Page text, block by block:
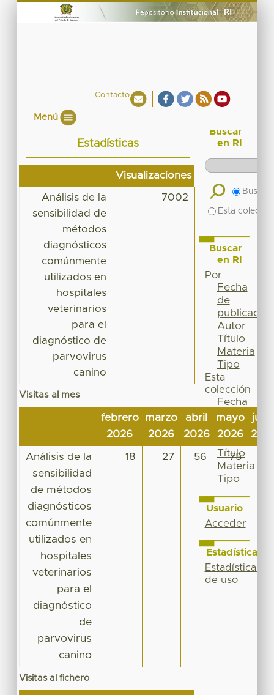
Contacto
Menú
Estadísticas
Visualizaciones
Análisis de la
sensibilidad de
métodos
diagnósticos
comúnmente
utilizados en
hospitales
veterinarios
para el
diagnóstico de
parvovirus
canino
7002
Visitas al mes
febrero
2026
marzo
2026
abril
2026
mayo
2026
Análisis de la
sensibilidad
de métodos
diagnósticos
comúnmente
utilizados en
hospitales
veterinarios
para el
diagnóstico
de
parvovirus
canino
18 27 56 75
Visitas al fichero
Buscar
en RI
Buscar
Esta
Buscar
en RI
Por
Fecha
de
publicación
Autor
Título
Materia
Tipo
Esta
colección
Fecha
de
publicación
Autor
Título
Materia
Tipo
Usuario
Acceder
Estadísticas
Estadísticas
de uso